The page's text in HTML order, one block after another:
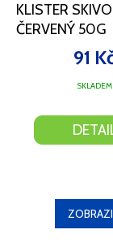
KLISTER SKIVO
ČERVENÝ 50G
SKLADEM
91